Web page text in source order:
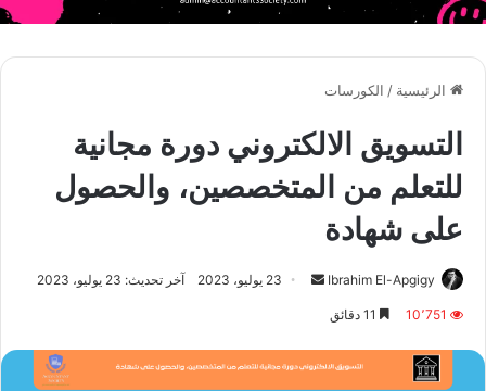
الرئيسية / الكورسات
التسويق الالكتروني دورة مجانية
للتعلم من المتخصصين، والحصول
على شهادة
Ibrahim El-Apgigy
أرسل 23 يوليو، 2023 آخر تحديث: 23 يوليو، 2023
10٬751